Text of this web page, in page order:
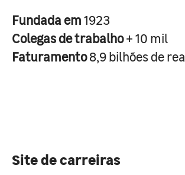
Fundada em1923
Colegas de trabalho+ 10 mil
Faturamento8,9 bilhões de
Site de carreiras